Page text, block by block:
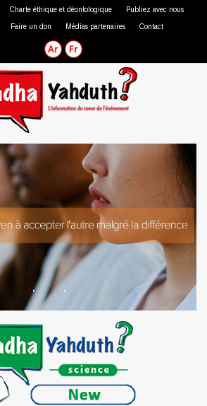
Charte éthique et déontologique Publiez avec nous
Faire un don Médias partenaires Contact